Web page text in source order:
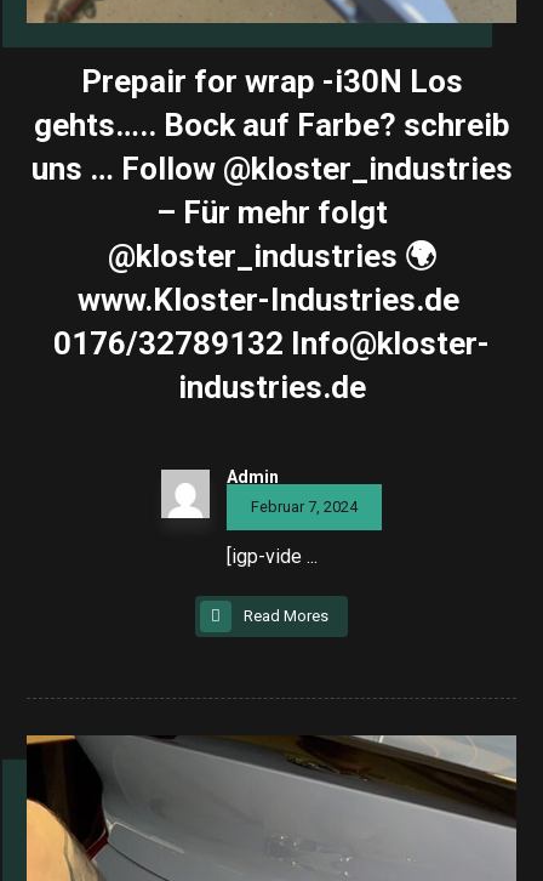
Prepair for wrap -i30N Los
gehts….. Bock auf Farbe? schreib
uns … Follow @kloster_industries
– Für mehr folgt
@kloster_industries 🌍
www.Kloster-Industries.de ️
0176/32789132 Info@kloster-
industries.de
Admin
Februar 7, 2024
[igp-vide ...
Read Mores